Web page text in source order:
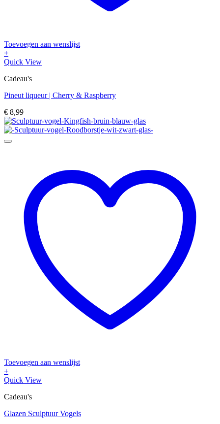
Toevoegen aan wenslijst
+
Quick View
Cadeau's
Pineut liqueur | Cherry & Raspberry
€ 8,99
Toevoegen aan wenslijst
+
Dit
heeft
variaties.
Quick View
Cadeau's
Glazen Sculptuur Vogels